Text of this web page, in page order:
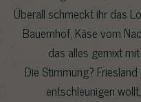
Überall schmeckt ihr das
Bauernhof, Käse vom
das alles gemixt
Die Stimmung?
entschleunigen